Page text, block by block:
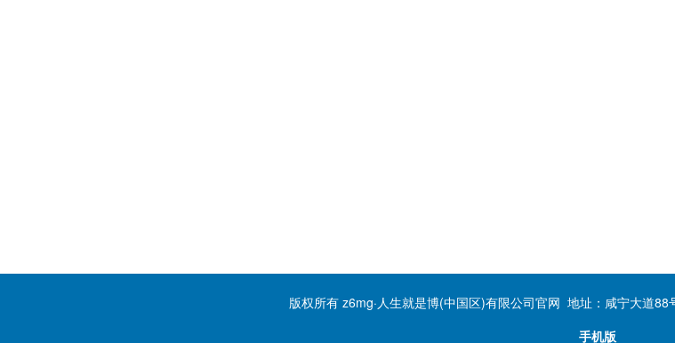
版权所有 z6mg·人生就是博(中国区)有限公司官网 地址：咸宁大道
手机版